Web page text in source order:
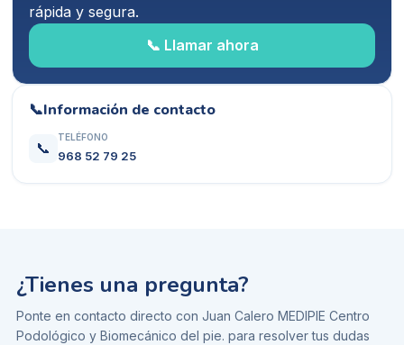
rápida y segura.
📞 Llamar ahora
📞Información de contacto
📞
TELÉFONO
968 52 79 25
¿Tienes una pregunta?
Ponte en contacto directo con Juan Calero MEDIPIE Centro
Podológico y Biomecánico del pie. para resolver tus dudas